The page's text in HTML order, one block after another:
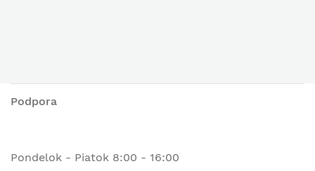
Podpora
Pondelok - Piatok 8:00 - 16:00